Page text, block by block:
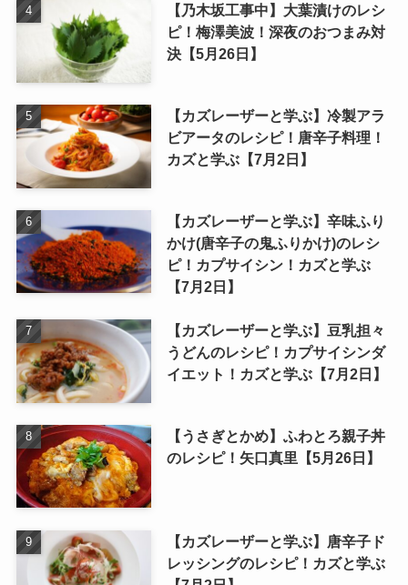
【乃木坂工事中】大葉漬けのレシ
ピ！梅澤美波！深夜のおつまみ対
決【5月26日】
【カズレーザーと学ぶ】冷製アラ
ビアータのレシピ！唐辛子料理！
カズと学ぶ【7月2日】
【カズレーザーと学ぶ】辛味ふり
かけ(唐辛子の鬼ふりかけ)のレシ
ピ！カプサイシン！カズと学ぶ
【7月2日】
【カズレーザーと学ぶ】豆乳担々
うどんのレシピ！カプサイシンダ
イエット！カズと学ぶ【7月2日】
【うさぎとかめ】ふわとろ親子丼
のレシピ！矢口真里【5月26日】
【カズレーザーと学ぶ】唐辛子ド
レッシングのレシピ！カズと学ぶ